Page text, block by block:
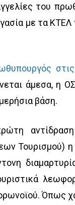
του
με τα ΚΤΕΛ
άμεσα, η
βάση.
Τουρισμού)
Όπως